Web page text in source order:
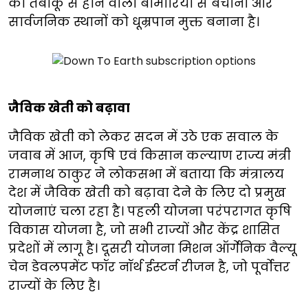
सार्वजनिक स्थानों को धूम्रपान मुक्त बनाना है।
जैविक खेती को बढ़ावा
जैविक खेती को लेकर सदन में उठे एक सवाल के
जवाब में आज, कृषि एवं किसान कल्याण राज्य मंत्री
रामनाथ ठाकुर ने लोकसभा में बताया कि मंत्रालय
देश में जैविक खेती को बढ़ावा देने के लिए दो प्रमुख
योजनाएं चला रहा है। पहली योजना परंपरागत कृषि
विकास योजना है, जो सभी राज्यों और केंद्र शासित
प्रदेशों में लागू है। दूसरी योजना मिशन ऑर्गेनिक वैल्यू
चेन डेवलपमेंट फॉर नॉर्थ ईस्टर्न रीजन है, जो पूर्वोत्तर
राज्यों के लिए है।